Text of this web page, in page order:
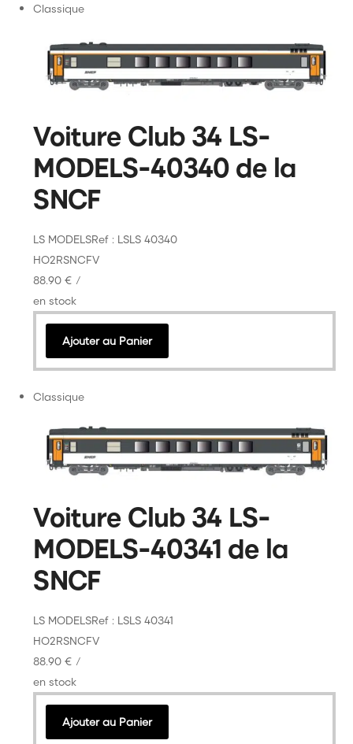
Classique
Voiture Club 34 LS-
MODELS-40340 de la
SNCF
LS MODELSRef : LSLS 40340
HO2RSNCFV
88.90 € /
en stock
Ajouter au Panier
Classique
Voiture Club 34 LS-
MODELS-40341 de la
SNCF
LS MODELSRef : LSLS 40341
HO2RSNCFV
88.90 € /
en stock
Ajouter au Panier